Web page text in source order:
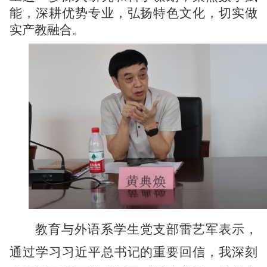
能，深耕优势专业，弘扬特色文化，切实做
实产教融合。
教育与外语系学生党支部雷艺军表示，
通过学习习近平总书记的重要回信，我深刻